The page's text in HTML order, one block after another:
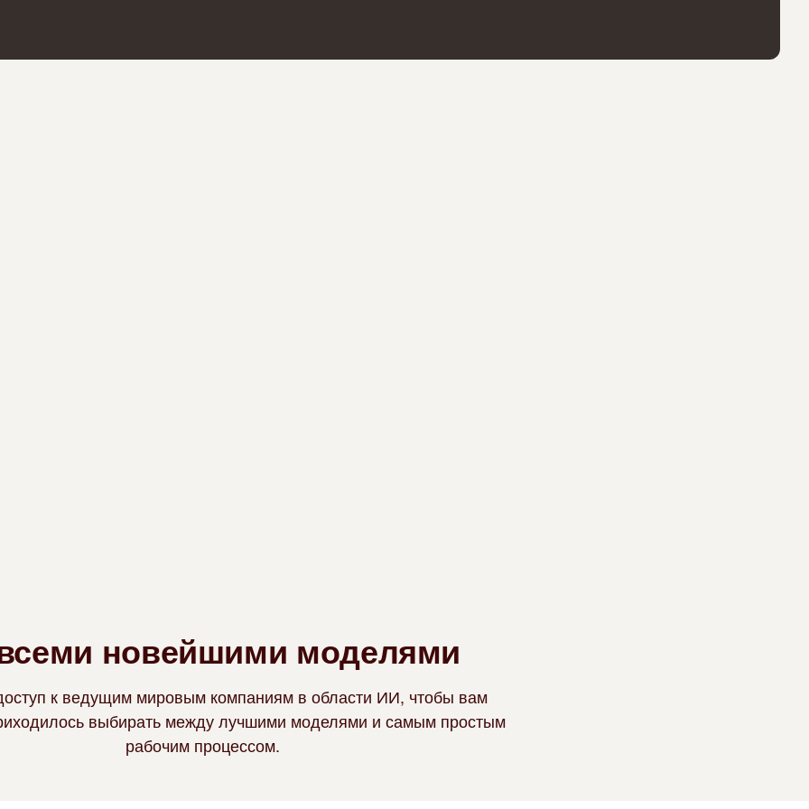
новейшими моделями
к ведущим мировым компаниям в области ИИ, чтобы вам
выбирать между лучшими моделями и самым простым
рабочим процессом.